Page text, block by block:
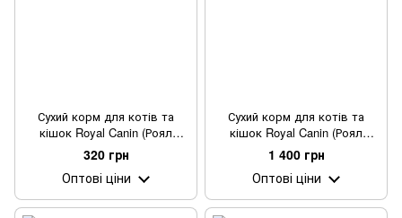
Сухий корм для котів та
кішок Royal Canin (Роял
Канін) Renal Feline 0,4 кг.
320 грн
Оптові ціни
Сухий корм для котів та
кішок Royal Canin (Роял
Канін) Renal Feline 2 кг.
1 400 грн
Оптові ціни